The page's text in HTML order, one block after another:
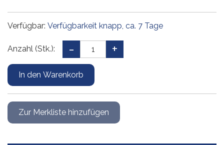
Verfügbar: Verfügbarkeit knapp, ca. 7 Tage
Anzahl (Stk.):